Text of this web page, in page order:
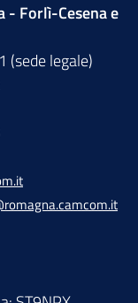
- Forlì-Cesena e
(sede legale)